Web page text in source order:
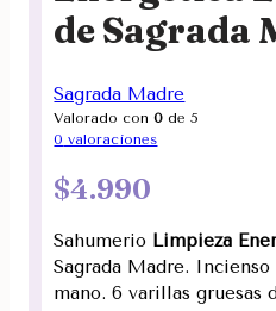
de Sagrada
Sagrada Madre
Valorado con0 de 5
0 valoraciones
$4.990
Sahumerio Limpieza
Sagrada Madre.
mano. 6 varillas gruesas